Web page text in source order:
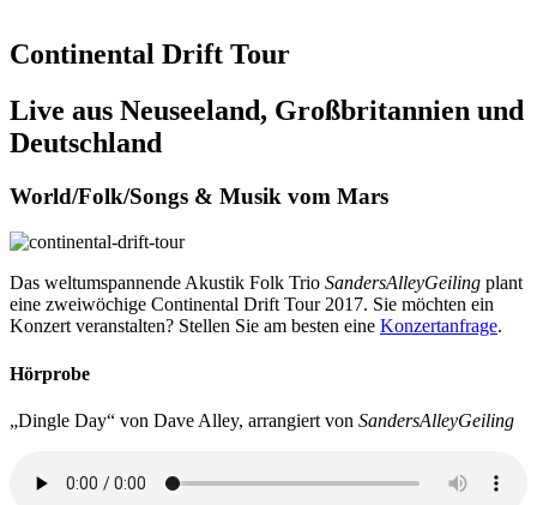
Continental Drift Tour
Live aus Neuseeland, Großbritannien und
Deutschland
World/Folk/Songs & Musik vom Mars
Das weltumspannende Akustik Folk Trio SandersAlleyGeiling plant
eine zweiwöchige Continental Drift Tour 2017. Sie möchten ein
Konzert veranstalten? Stellen Sie am besten eine Konzertanfrage.
Hörprobe
„Dingle Day“ von Dave Alley, arrangiert von SandersAlleyGeiling